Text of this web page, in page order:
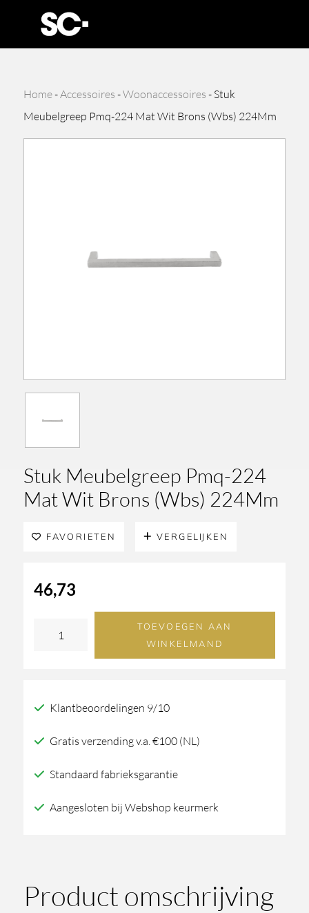
Home-Accessoires -Woonaccessoires -Stuk
Meubelgreep Pmq-224 Mat Wit Brons (Wbs) 224Mm
Stuk Meubelgreep Pmq-224
Mat Wit Brons (Wbs) 224Mm
FAVORIETEN VERGELIJKEN
46,73
Wit
224Mm
TOEVOEGEN AAN
WINKELMAND
Klantbeoordelingen 9/10
Gratis verzending v.a. €100 (NL)
Standaard fabrieksgarantie
Aangesloten bij Webshop keurmerk
Product omschrijving